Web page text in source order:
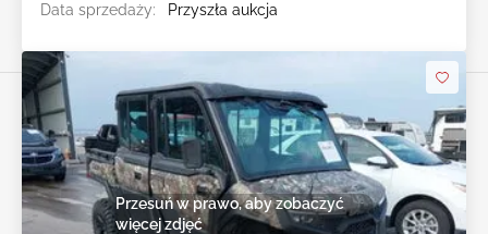
Data sprzedaży:
Przyszła aukcja
Przesuń w prawo, aby zobaczyć
więcej zdjęć